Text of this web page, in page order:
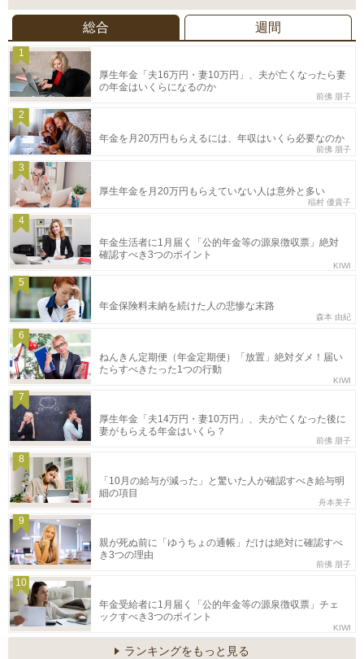
総合 週間
1
厚生年金「夫16万円・妻10万円」、夫が亡くなったら妻
の年金はいくらになるのか
前佛 朋子
2
年金を月20万円もらえるには、年収はいくら必要なのか
前佛 朋子
3
厚生年金を月20万円もらえていない人は意外と多い
稲村 優貴子
4
年金生活者に1月届く「公的年金等の源泉徴収票」絶対
確認すべき3つのポイント
KIWI
5
年金保険料未納を続けた人の悲惨な末路
森本 由紀
6
ねんきん定期便（年金定期便）「放置」絶対ダメ！届い
たらすべきたった1つの行動
KIWI
7
厚生年金「夫14万円・妻10万円」、夫が亡くなった後に
妻がもらえる年金はいくら？
前佛 朋子
8
「10月の給与が減った」と驚いた人が確認すべき給与明
細の項目
舟本美子
9
親が死ぬ前に「ゆうちょの通帳」だけは絶対に確認すべ
き3つの理由
前佛 朋子
10
年金受給者に1月届く「公的年金等の源泉徴収票」チェ
ックすべき3つのポイント
KIWI
ランキングをもっと見る